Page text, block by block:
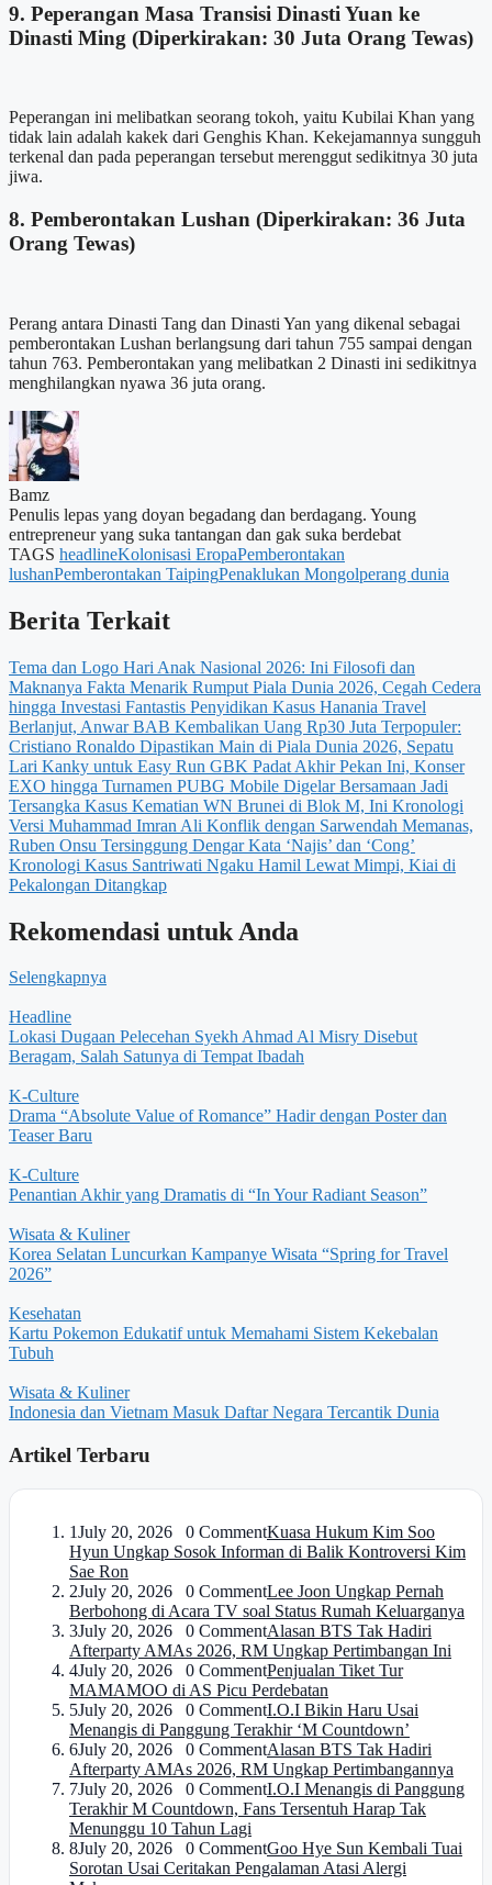
9. Peperangan Masa Transisi Dinasti Yuan ke
Dinasti Ming (Diperkirakan: 30 Juta Orang Tewas)
Peperangan ini melibatkan seorang tokoh, yaitu Kubilai Khan yang
tidak lain adalah kakek dari Genghis Khan. Kekejamannya sungguh
terkenal dan pada peperangan tersebut merenggut sedikitnya 30 juta
jiwa.
8. Pemberontakan Lushan (Diperkirakan: 36 Juta
Orang Tewas)
Perang antara Dinasti Tang dan Dinasti Yan yang dikenal sebagai
pemberontakan Lushan berlangsung dari tahun 755 sampai dengan
tahun 763. Pemberontakan yang melibatkan 2 Dinasti ini sedikitnya
menghilangkan nyawa 36 juta orang.
Bamz
Penulis lepas yang doyan begadang dan berdagang. Young
entrepreneur yang suka tantangan dan gak suka berdebat
TAGS headlineKolonisasi EropaPemberontakan
lushanPemberontakan TaipingPenaklukan Mongolperang dunia
Berita Terkait
Tema dan Logo Hari Anak Nasional 2026: Ini Filosofi dan
Maknanya Fakta Menarik Rumput Piala Dunia 2026, Cegah Cedera
hingga Investasi Fantastis Penyidikan Kasus Hanania Travel
Berlanjut, Anwar BAB Kembalikan Uang Rp30 Juta Terpopuler:
Cristiano Ronaldo Dipastikan Main di Piala Dunia 2026, Sepatu
Lari Kanky untuk Easy Run GBK Padat Akhir Pekan Ini, Konser
EXO hingga Turnamen PUBG Mobile Digelar Bersamaan Jadi
Tersangka Kasus Kematian WN Brunei di Blok M, Ini Kronologi
Versi Muhammad Imran Ali Konflik dengan Sarwendah Memanas,
Ruben Onsu Tersinggung Dengar Kata ‘Najis’ dan ‘Cong’
Kronologi Kasus Santriwati Ngaku Hamil Lewat Mimpi, Kiai di
Pekalongan Ditangkap
Rekomendasi untuk Anda
Selengkapnya
Headline
Lokasi Dugaan Pelecehan Syekh Ahmad Al Misry Disebut
Beragam, Salah Satunya di Tempat Ibadah
K-Culture
Drama “Absolute Value of Romance” Hadir dengan Poster dan
Teaser Baru
K-Culture
Penantian Akhir yang Dramatis di “In Your Radiant Season”
Wisata & Kuliner
Korea Selatan Luncurkan Kampanye Wisata “Spring for Travel
2026”
Kesehatan
Kartu Pokemon Edukatif untuk Memahami Sistem Kekebalan
Tubuh
Wisata & Kuliner
Indonesia dan Vietnam Masuk Daftar Negara Tercantik Dunia
Artikel Terbaru
1July 20, 2026 0 CommentKuasa Hukum Kim Soo
Hyun Ungkap Sosok Informan di Balik Kontroversi Kim
Sae Ron
2July 20, 2026 0 CommentLee Joon Ungkap Pernah
Berbohong di Acara TV soal Status Rumah Keluarganya
3July 20, 2026 0 CommentAlasan BTS Tak Hadiri
Afterparty AMAs 2026, RM Ungkap Pertimbangan Ini
4July 20, 2026 0 CommentPenjualan Tiket Tur
MAMAMOO di AS Picu Perdebatan
5July 20, 2026 0 CommentI.O.I Bikin Haru Usai
Menangis di Panggung Terakhir ‘M Countdown’
6July 20, 2026 0 CommentAlasan BTS Tak Hadiri
Afterparty AMAs 2026, RM Ungkap Pertimbangannya
7July 20, 2026 0 CommentI.O.I Menangis di Panggung
Terakhir M Countdown, Fans Tersentuh Harap Tak
Menunggu 10 Tahun Lagi
8July 20, 2026 0 CommentGoo Hye Sun Kembali Tuai
Sorotan Usai Ceritakan Pengalaman Atasi Alergi